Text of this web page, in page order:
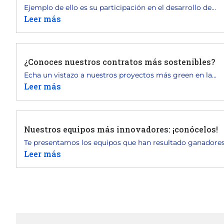
Ejemplo de ello es su participación en el desarrollo de...
Leer más
¿Conoces nuestros contratos más sostenibles?
Echa un vistazo a nuestros proyectos más green en la...
Leer más
Nuestros equipos más innovadores: ¡conócelos!
Te presentamos los equipos que han resultado
Leer más